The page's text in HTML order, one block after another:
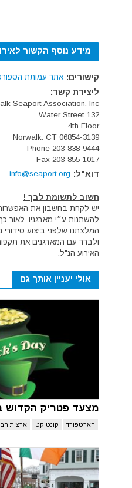
מידע נוסף הקשור
קישורים: אתר עמותת הספורט
ליצירת קשר:
Seaport Association, Inc.
132 Water Street
4th Floor
Norwalk. CT 06854-3139
Phone 203-838-9444
Fax 203-855-1017
דוא"ל: info@seaport.org
חשוב לתשומת לבך !
יש לקחת בחשבון את
להשתנות ע״י מארגניו. לאור
המלצתנו שלפני ביצוע
ולברר עם המארגנים את
האירוע הנ"ל.
אולי יעניין אותך גם
מצעד פטריק הקדוש
הארטפורד קונטיקט ארצות